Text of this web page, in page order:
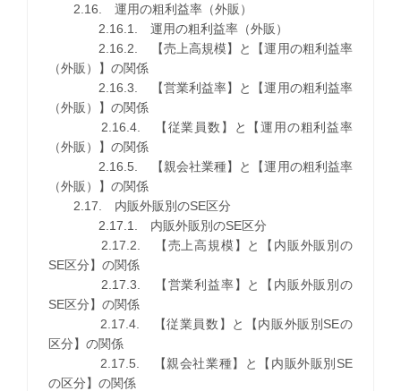
2.16. 運用の粗利益率（外販）
2.16.1. 運用の粗利益率（外販）
2.16.2. 【売上高規模】と【運用の粗利益率
（外販）】の関係
2.16.3. 【営業利益率】と【運用の粗利益率
（外販）】の関係
2.16.4. 【従業員数】と【運用の粗利益率
（外販）】の関係
2.16.5. 【親会社業種】と【運用の粗利益率
（外販）】の関係
2.17. 内販外販別のSE区分
2.17.1. 内販外販別のSE区分
2.17.2. 【売上高規模】と【内販外販別の
SE区分】の関係
2.17.3. 【営業利益率】と【内販外販別の
SE区分】の関係
2.17.4. 【従業員数】と【内販外販別SEの
区分】の関係
2.17.5. 【親会社業種】と【内販外販別SE
の区分】の関係